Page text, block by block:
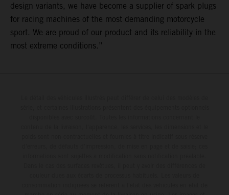
design variants, we have become a supplier of spark plugs
for racing machines of the most demanding motorcycle
sport. We are proud of our product and its reliability in the
most extreme conditions.”